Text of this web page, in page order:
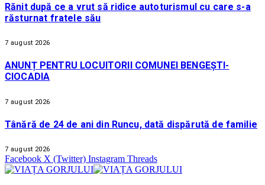
Rănit după ce a vrut să ridice autoturismul cu care s-a
răsturnat fratele său
7 august 2026
ANUNȚ PENTRU LOCUITORII COMUNEI BENGEȘTI-
CIOCADIA
7 august 2026
Tânără de 24 de ani din Runcu, dată dispărută de familie
7 august 2026
Facebook X (Twitter) Instagram Threads